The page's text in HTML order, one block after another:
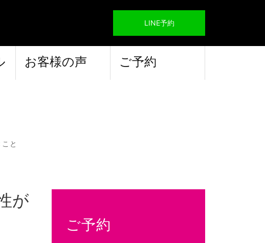
LINE予約
お客様の声 ご予約
と
が
ご予約